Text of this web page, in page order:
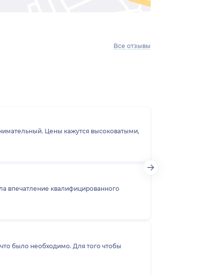
Все отзывы
высоковатыми,
впечатление квалифицированного
было необходимо. Для того чтобы